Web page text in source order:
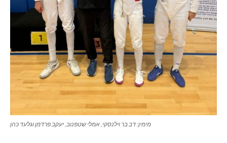
מימין: דב בר וילנסקי, אמלי שטפנוב, יעקב פרדמן וגלעד כהן